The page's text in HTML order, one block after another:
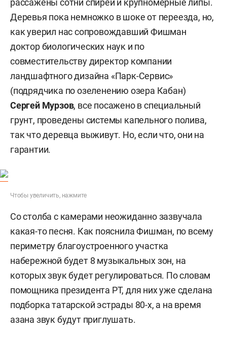
рассажены сотни спирей и крупномерные липы.
Деревья пока немножко в шоке от переезда, но,
как уверил нас сопровождавший Фишман
доктор биологических наук и по
совместительству директор компании
ландшафтного дизайна «Парк-Сервис»
(подрядчика по озеленению озера Кабан)
Сергей Мурзов, все посажено в специальный
грунт, проведены системы капельного полива,
так что деревца выживут. Но, если что, они на
гарантии.
Чтобы увеличить, нажмите
Со столба с камерами неожиданно зазвучала
какая-то песня. Как пояснила Фишман, по всему
периметру благоустроенного участка
набережной будет 8 музыкальных зон, на
которых звук будет регулироваться. По словам
помощника президента РТ, для них уже сделана
подборка татарской эстрады 80-х, а на время
азана звук будут приглушать.